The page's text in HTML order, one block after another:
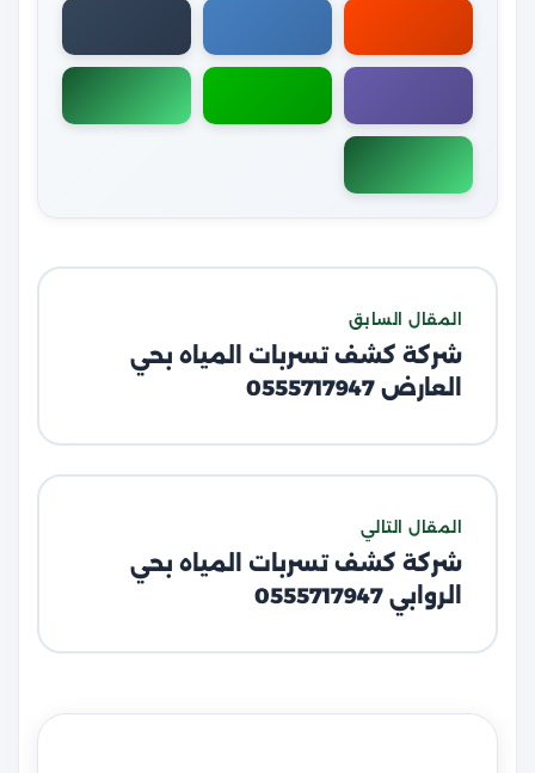
المقال السابق
شركة كشف تسربات المياه بحي
العارض 0555717947
المقال التالي
شركة كشف تسربات المياه بحي
الروابي 0555717947